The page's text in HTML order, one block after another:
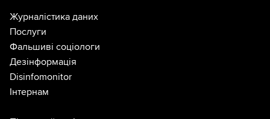
Журналістика даних
Послуги
Фальшиві соціологи
Дезінформація
Disinfomonitor
Інтернам